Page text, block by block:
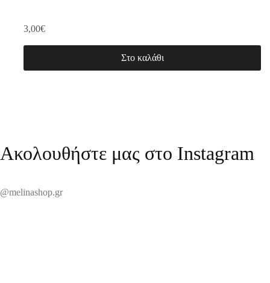
3,00€
Στο καλάθι
Ακολουθήστε μας στο Instagram
@melinashop.gr